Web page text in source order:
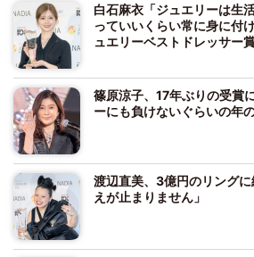
白石麻衣「ジュエリーは生
っていいくらい常に身に付
ュエリーベストドレッサー
篠原涼子、17年ぶりの受賞
ーにも負けないぐらいの年
渡辺直美、3億円のリング
えが止まりません」